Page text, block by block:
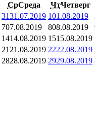
СрСреда ЧтЧетверг
3131.07.2019 101.08.2019
707.08.2019 808.08.2019
1414.08.2019 1515.08.2019
21 21.08.2019 2222.08.2019
2828.08.2019 2929.08.2019